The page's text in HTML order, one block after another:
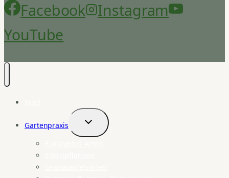
Facebook
Instagram
YouTube
Gartenpraxis
Untermenü
umschalten